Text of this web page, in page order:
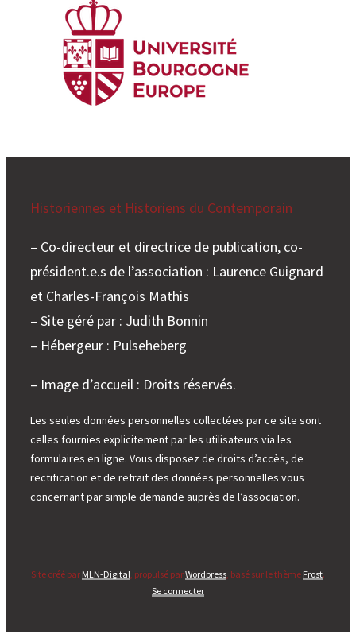
Historiennes et Historiens du Contemporain
– Co-directeur et directrice de publication, co-
président.e.s de l’association : Laurence Guignard
et Charles-François Mathis
– Site géré par : Judith Bonnin
– Hébergeur : Pulseheberg
– Image d’accueil : Droits réservés.
Les seules données personnelles collectées par ce site sont
celles fournies explicitement par les utilisateurs via les
formulaires en ligne. Vous disposez de droits d’accès, de
rectification et de retrait des données personnelles vous
concernant par simple demande auprès de l’association.
Site créé par MLN-Digital , propulsé parWordpress , basé sur le thème Frost.
Se connecter